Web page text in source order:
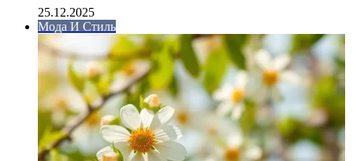
25.12.2025
Мода И Стиль